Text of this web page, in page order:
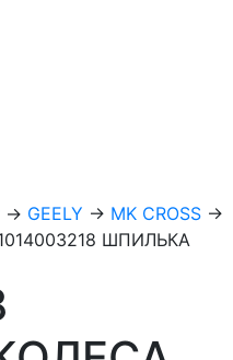
→ GEELY → MK CROSS →
ШПИЛЬКА